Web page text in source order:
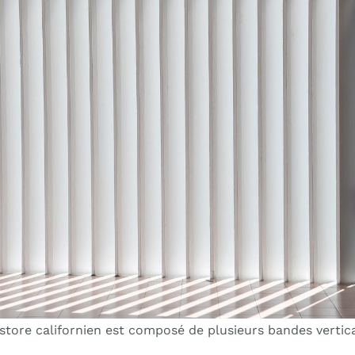
californien est composé de plusieurs bandes